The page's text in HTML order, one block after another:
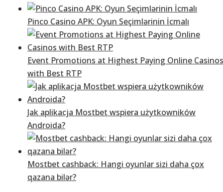
Pinco Casino APK: Oyun Seçimlərinin İcmalı
Event Promotions at Highest Paying Online Casinos
with Best RTP
Jak aplikacja Mostbet wspiera użytkowników
Androida?
Mostbet cashback: Hangi oyunlar sizi daha çox
qazana bilər?